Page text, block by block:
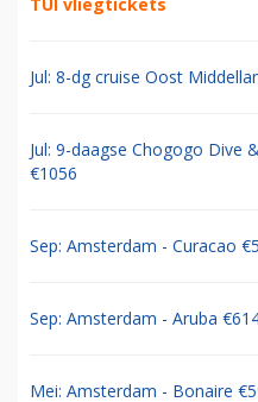
Jul: 8-dg cruise Oost
Jul: 9-daagse Chogogo Dive
€1056
Sep: Amsterdam - Curacao
Sep: Amsterdam - Aruba
Mei: Amsterdam - Bonaire